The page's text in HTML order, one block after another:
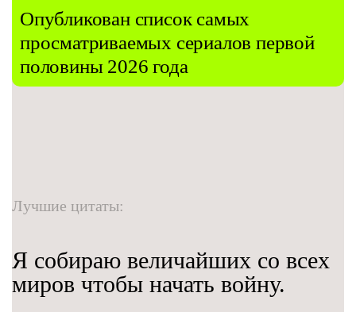
Опубликован список самых
просматриваемых сериалов первой
половины 2026 года
Лучшие цитаты:
Я собираю величайших со всех
миров чтобы начать войну.